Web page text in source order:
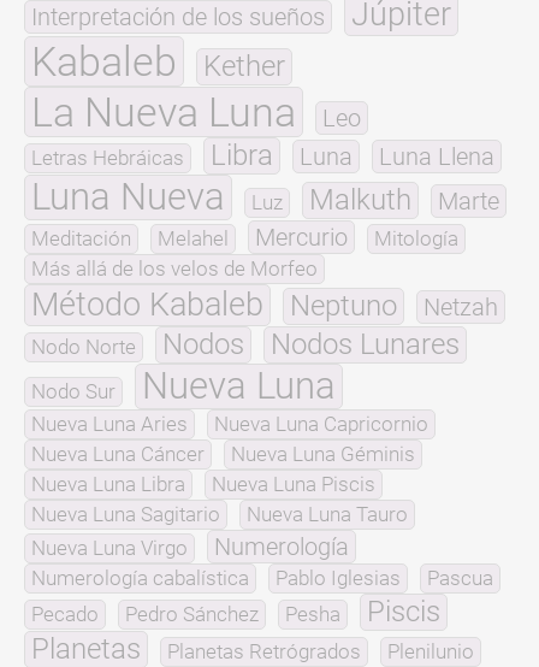
Interpretación de los sueños
Júpiter
Kabaleb Kether
La Nueva Luna Leo
Letras Hebráicas Libra Luna Luna Llena
Luna Nueva Luz Malkuth Marte
Meditación Melahel Mercurio
Mitología
Más allá de los velos de Morfeo
Método Kabaleb Neptuno Netzah
Nodo Norte Nodos Nodos Lunares
Nodo Sur Nueva Luna
Nueva Luna Aries
Nueva Luna Capricornio
Nueva Luna Cáncer
Nueva Luna Géminis
Nueva Luna Libra
Nueva Luna Piscis
Nueva Luna Sagitario
Nueva Luna Tauro
Nueva Luna Virgo
Numerología
Numerología cabalística Pablo Iglesias
Pascua
Pecado
Pedro Sánchez Pesha
Piscis
Planetas
Planetas Retrógrados Plenilunio